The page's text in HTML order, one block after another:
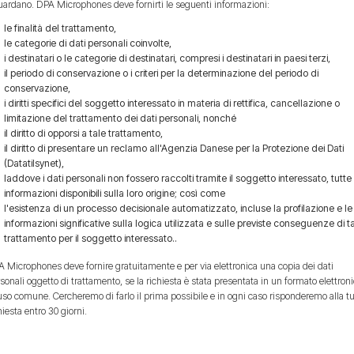
DPA Microphones deve fornirti le seguenti informazioni:
le finalità del trattamento,
le categorie di dati personali coinvolte,
i destinatari o le categorie di destinatari, compresi i destinatari in paesi terzi,
il periodo di conservazione o i criteri per la determinazione del periodo di
conservazione,
i diritti specifici del soggetto interessato in materia di rettifica, cancellazione o
limitazione del trattamento dei dati personali, nonché
il diritto di opporsi a tale trattamento,
il diritto di presentare un reclamo all'Agenzia Danese per la Protezione dei Dati
(Datatilsynet),
laddove i dati personali non fossero raccolti tramite il soggetto interessato, tutte
informazioni disponibili sulla loro origine; così come
l'esistenza di un processo decisionale automatizzato, incluse la profilazione e le
informazioni significative sulla logica utilizzata e sulle previste conseguenze di
trattamento per il soggetto interessato..
Microphones deve fornire gratuitamente e per via elettronica una copia dei dati
oggetto di trattamento, se la richiesta è stata presentata in un formato
comune. Cercheremo di farlo il prima possibile e in ogni caso risponderemo alla
entro 30 giorni.